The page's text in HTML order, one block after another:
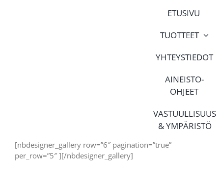
ETUSIVU
TUOTTEET
YHTEYSTIEDOT
AINEISTO-
OHJEET
VASTUULLISUUS
& YMPÄRISTÖ
[nbdesigner_gallery row=”6″ pagination=”true”
per_row=”5″ ][/nbdesigner_gallery]